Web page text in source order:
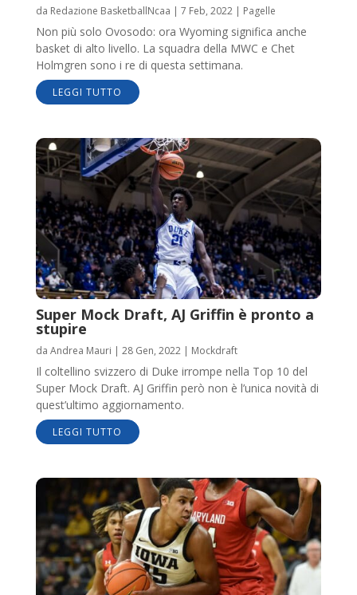
da Redazione BasketballNcaa | 7 Feb, 2022| Pagelle
Non più solo Ovosodo: ora Wyoming significa anche
basket di alto livello. La squadra della MWC e Chet
Holmgren sono i re di questa settimana.
LEGGI TUTTO
Super Mock Draft, AJ Griffin è pronto a
stupire
da Andrea Mauri | 28 Gen, 2022| Mockdraft
Il coltellino svizzero di Duke irrompe nella Top 10 del
Super Mock Draft. AJ Griffin però non è l’unica novità di
quest’ultimo aggiornamento.
LEGGI TUTTO